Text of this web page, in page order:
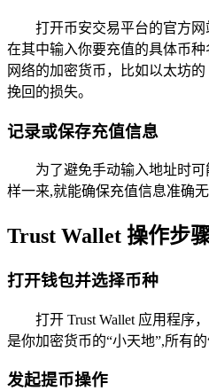
打开币安交易平台的官方
在其中输入你要充值的具体币
网络的加密货币，比如以太坊
挽回的损失。
记录或保存充值信息
为了避免手动输入地址时
样一来,就能确保充值信息准确
Trust Wallet 操作步
打开钱包并选择币种
打开 Trust Wallet 应用程序
是你加密货币的“小天地”,所有的
发起提币操作